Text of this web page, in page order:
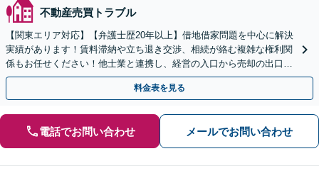
不動産売買トラブル
【関東エリア対応】【弁護士歴20年以上】借地借家問題を中心に解決
実績があります！賃料滞納や立ち退き交渉、相続が絡む複雑な権利関
係もお任せください！他士業と連携し、経営の入口から売却の出口ま
で一貫サポート【夜間や休日相談も対応可能】
料金表を見る
電話でお問い合わせ メールでお問い合わせ